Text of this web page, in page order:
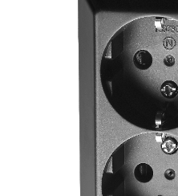
Om Betek Norge AS